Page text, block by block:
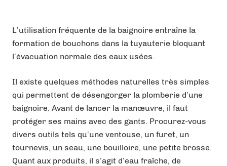
L’utilisation fréquente de la baignoire entraîne la
formation de bouchons dans la tuyauterie bloquant
l’évacuation normale des eaux usées.
Il existe quelques méthodes naturelles très simples
qui permettent de désengorger la plomberie d’une
baignoire. Avant de lancer la manœuvre, il faut
protéger ses mains avec des gants. Procurez-vous
divers outils tels qu’une ventouse, un furet, un
tournevis, un seau, une bouilloire, une petite brosse.
Quant aux produits, il s’agit d’eau fraîche, de